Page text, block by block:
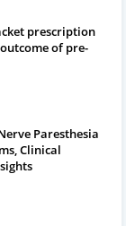
prescription
of pre-
Paresthesia
Clinical